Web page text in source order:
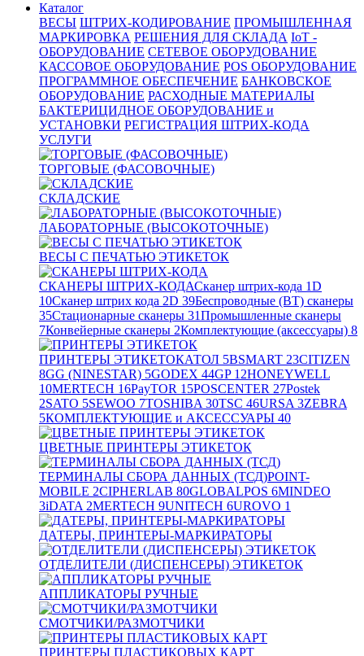
Каталог
ВЕСЫ ШТРИХ-КОДИРОВАНИЕ ПРОМЫШЛЕННАЯ
МАРКИРОВКА РЕШЕНИЯ ДЛЯ СКЛАДА IoT -
ОБОРУДОВАНИЕ СЕТЕВОЕ ОБОРУДОВАНИЕ
КАССОВОЕ ОБОРУДОВАНИЕ POS ОБОРУДОВАНИЕ
ПРОГРАММНОЕ ОБЕСПЕЧЕНИЕ БАНКОВСКОЕ
ОБОРУДОВАНИЕ РАСХОДНЫЕ МАТЕРИАЛЫ
БАКТЕРИЦИДНОЕ ОБОРУДОВАНИЕ и
УСТАНОВКИ РЕГИСТРАЦИЯ ШТРИХ-КОДА
УСЛУГИ
ТОРГОВЫЕ (ФАСОВОЧНЫЕ)
СКЛАДСКИЕ
ЛАБОРАТОРНЫЕ (ВЫСОКОТОЧНЫЕ)
ВЕСЫ С ПЕЧАТЬЮ ЭТИКЕТОК
СКАНЕРЫ ШТРИХ-КОДАСканер штрих-кода 1D
10Сканер штрих кода 2D 39Беспроводные (BT) сканеры
35Стационарные сканеры 31Промышленные сканеры
7Конвейерные сканеры 2Комплектующие (аксессуары) 8
ПРИНТЕРЫ ЭТИКЕТОКАТОЛ 5BSMART 23CITIZEN
8GG (NINESTAR) 5GODEX 44GP12HONEYWELL
10MERTECH 16PayTOR 15POSCENTER 27Postek
2SATO 5SEWOO 7TOSHIBA 30TSC 46URSA 3ZEBRA
5КОМПЛЕКТУЮЩИЕ и АКСЕССУАРЫ 40
ЦВЕТНЫЕ ПРИНТЕРЫ ЭТИКЕТОК
ТЕРМИНАЛЫ СБОРА ДАННЫХ (ТСД)POINT-
MOBILE 2CIPHERLAB 80GLOBALPOS 6MINDEO
3iDATA 2MERTECH 9UNITECH 6UROVO 1
ДАТЕРЫ, ПРИНТЕРЫ-МАРКИРАТОРЫ
ОТДЕЛИТЕЛИ (ДИСПЕНСЕРЫ) ЭТИКЕТОК
АППЛИКАТОРЫ РУЧНЫЕ
СМОТЧИКИ/РАЗМОТЧИКИ
ПРИНТЕРЫ ПЛАСТИКОВЫХ КАРТ